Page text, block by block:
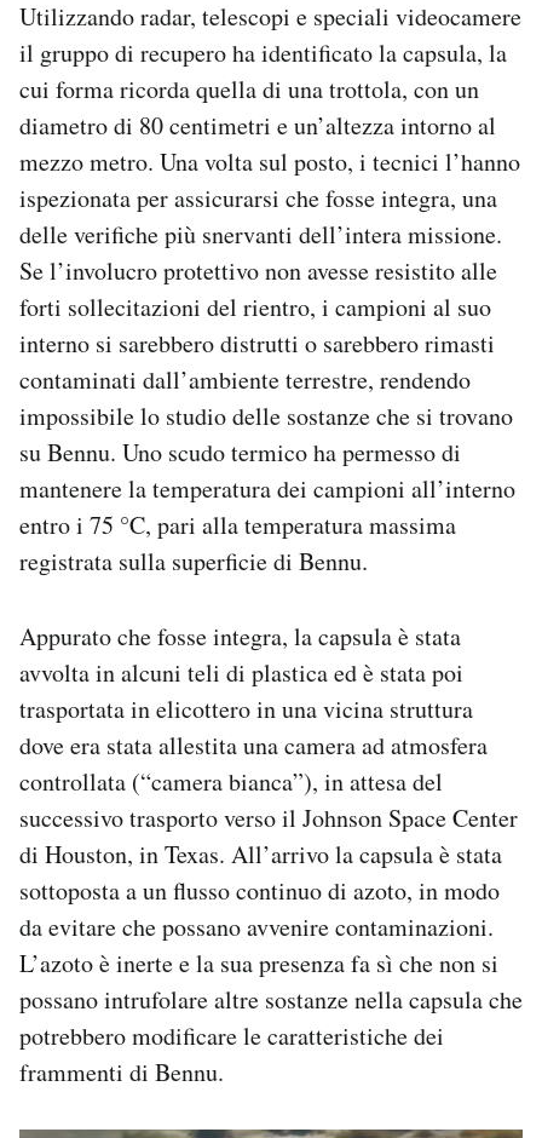
Utilizzando radar, telescopi e speciali videocamere
il gruppo di recupero ha identificato la capsula, la
cui forma ricorda quella di una trottola, con un
diametro di 80 centimetri e un’altezza intorno al
mezzo metro. Una volta sul posto, i tecnici l’hanno
ispezionata per assicurarsi che fosse integra, una
delle verifiche più snervanti dell’intera missione.
Se l’involucro protettivo non avesse resistito alle
forti sollecitazioni del rientro, i campioni al suo
interno si sarebbero distrutti o sarebbero rimasti
contaminati dall’ambiente terrestre, rendendo
impossibile lo studio delle sostanze che si trovano
su Bennu. Uno scudo termico ha permesso di
mantenere la temperatura dei campioni all’interno
entro i 75 °C, pari alla temperatura massima
registrata sulla superficie di Bennu.
Appurato che fosse integra, la capsula è stata
avvolta in alcuni teli di plastica ed è stata poi
trasportata in elicottero in una vicina struttura
dove era stata allestita una camera ad atmosfera
controllata (“camera bianca”), in attesa del
successivo trasporto verso il Johnson Space Center
di Houston, in Texas. All’arrivo la capsula è stata
sottoposta a un flusso continuo di azoto, in modo
da evitare che possano avvenire contaminazioni.
L’azoto è inerte e la sua presenza fa sì che non si
possano intrufolare altre sostanze nella capsula che
potrebbero modificare le caratteristiche dei
frammenti di Bennu.